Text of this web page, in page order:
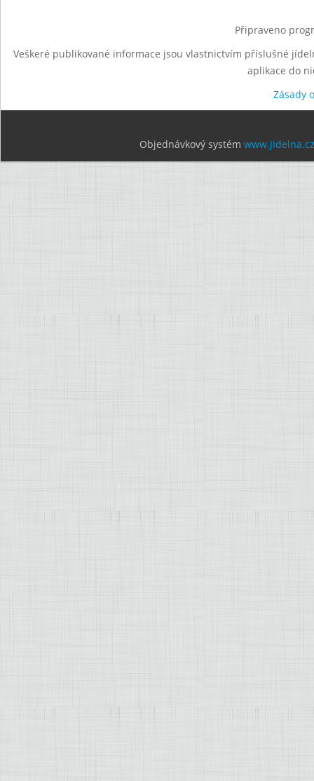
Připraveno
Veškeré publikované informace jsou vlastnictvím příslušné
aplikace do
Zásady
Objednávkový systém www.jidelna.cz